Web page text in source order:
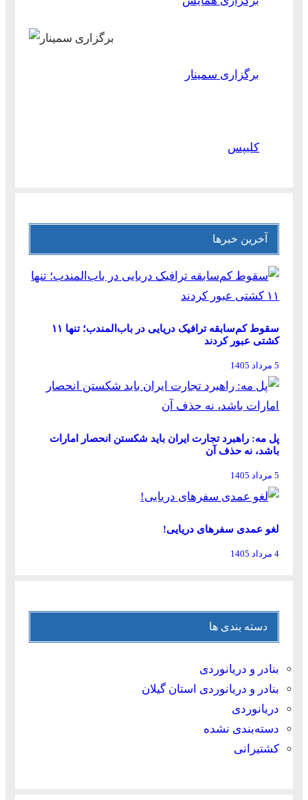
برگزاری سمینار
کلیپس
آخرین خبرها
سقوط کم‌سابقه ترافیک دریایی در باب‌المندب؛ تنها ۱۱
کشتی عبور کردند
5 مرداد 1405
پل مه: راهبرد تجارت ایران باید شکستن انحصار امارات
باشد، نه حذف آن
5 مرداد 1405
لغو عمدی سفرهای دریایی!
4 مرداد 1405
دسته بندی ها
بنادر و دریانوردی
بنادر و دریانوردی استان گیلان
دریانوردی
دسته‌بندی نشده
کشتیرانی